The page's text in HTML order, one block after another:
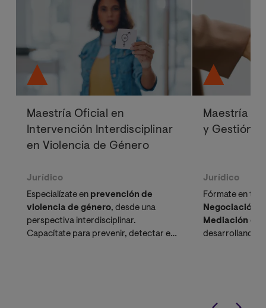
Maestría Oficial en
Intervención Interdisciplinar
en Violencia de Género
Jurídico
Especialízate en prevención de
violencia de género, desde una
perspectiva interdisciplinar.
Capacítate para prevenir, detectar e
Maestría
y Gestión
Jurídico
Fórmate en
Negociación,
Mediación
desarrollando